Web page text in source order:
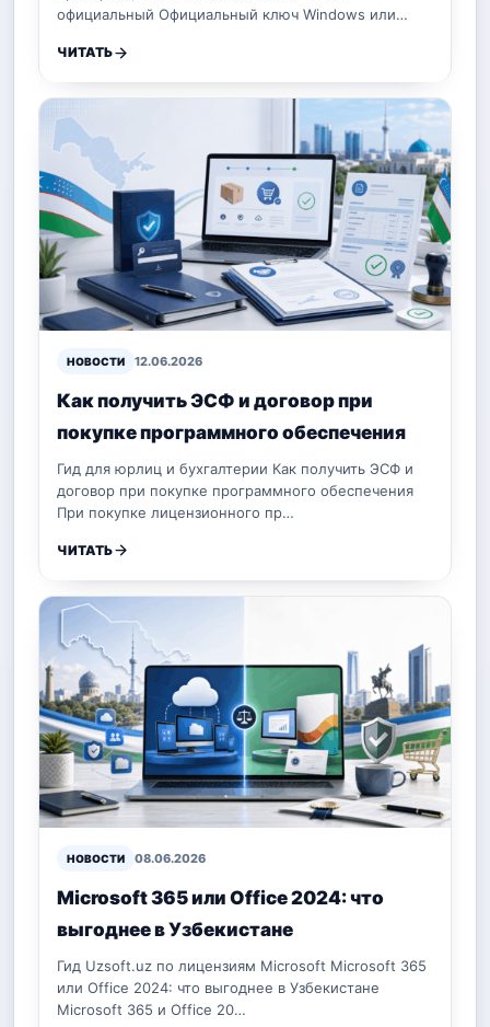
официальный Официальный ключ Windows или…
ЧИТАТЬ
НОВОСТИ 12.06.2026
Как получить ЭСФ и договор при
покупке программного обеспечения
Гид для юрлиц и бухгалтерии Как получить ЭСФ и
договор при покупке программного обеспечения
При покупке лицензионного пр…
ЧИТАТЬ
НОВОСТИ 08.06.2026
Microsoft 365 или Office 2024: что
выгоднее в Узбекистане
Гид Uzsoft.uz по лицензиям Microsoft Microsoft 365
или Office 2024: что выгоднее в Узбекистане
Microsoft 365 и Office 20…